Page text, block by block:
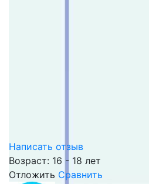
Написать отзыв
Возраст: 16 - 18 лет
Отложить Сравнить